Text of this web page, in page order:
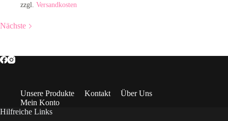
zzgl. Versandkosten
Nächste
Unsere Produkte Kontakt
Über Uns
Mein Konto
Hilfreiche Links